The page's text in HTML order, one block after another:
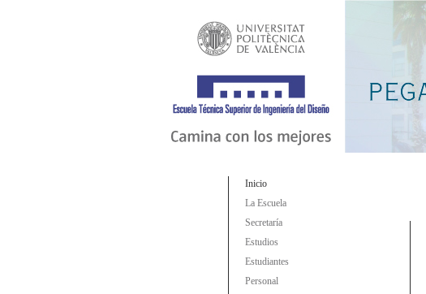
Inicio
La Escuela
Secretaría
Estudios
Estudiantes
Personal